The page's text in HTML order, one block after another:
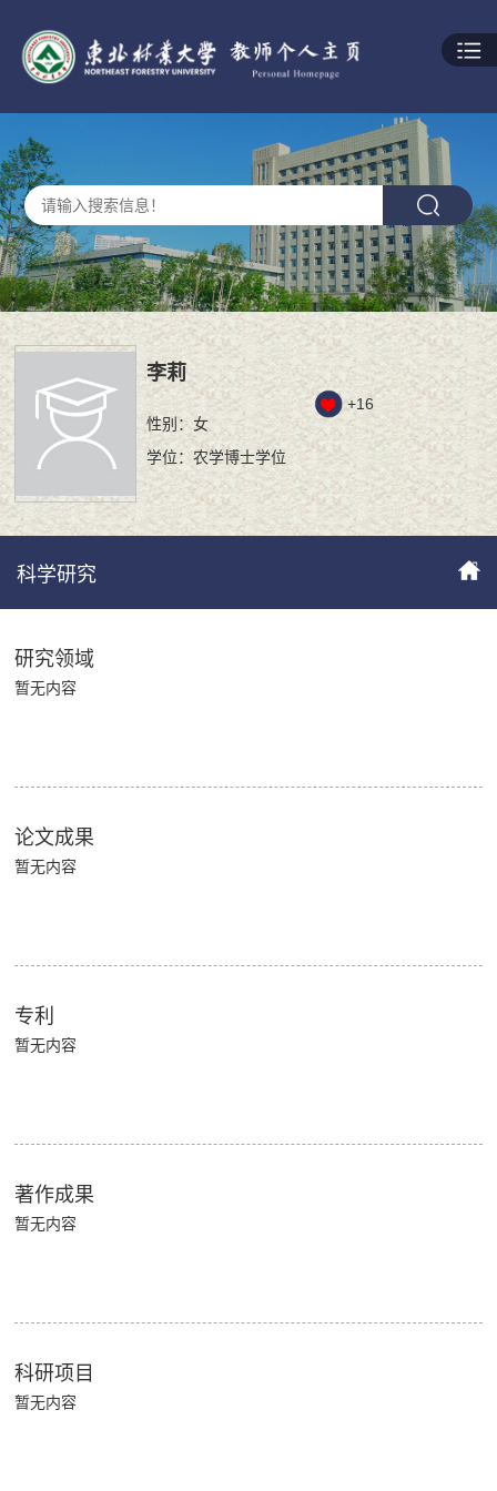
李莉
性别：女
学位：农学博士学位
+16
科学研究
研究领域
暂无内容
论文成果
暂无内容
专利
暂无内容
著作成果
暂无内容
科研项目
暂无内容